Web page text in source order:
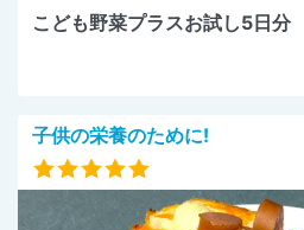
こども野菜プラスお試し5日分
子供の栄養のために!